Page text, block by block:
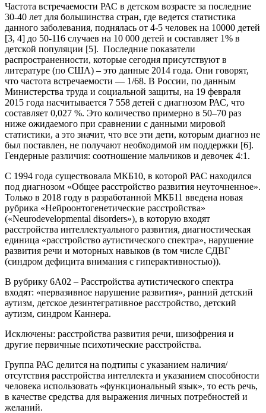
Частота встречаемости РАС в детском возрасте за последние
30-40 лет для большинства стран, где ведется статистика
данного заболевания, поднялась от 4-5 человек на 10000 детей
[3, 4] до 50-116 случаев на 10 000 детей и составляет 1% в
детской популяции [5]. Последние показатели
распространенности, которые сегодня присутствуют в
литературе (по США) – это данные 2014 года. Они говорят,
что частота встречаемости — 1/68. В России, по данным
Министерства труда и социальной защиты, на 19 февраля
2015 года насчитывается 7 558 детей с диагнозом РАС, что
составляет 0,027 %. Это количество примерно в 50–70 раз
ниже ожидаемого при сравнении с данными мировой
статистики, а это значит, что все эти дети, которым диагноз не
был поставлен, не получают необходимой им поддержки [6].
Гендерные различия: соотношение мальчиков и девочек 4:1.
С 1994 года существовала МКБ10, в которой РАС находился
под диагнозом «Общее расстройство развития неуточненное».
Только в 2018 году в разработанной МКБ11 введена новая
рубрика «Нейроонтогенетические расстройства»
(«Neurodevelopmental disorders»), в которую входят
расстройства интеллектуального развития, диагностическая
единица «расстройство аутистического спектра», нарушение
развития речи и моторных навыков (в том числе СДВГ
(синдром дефицита внимания с гиперактивностью)).
В рубрику 6А02 – Расстройства аутистического спектра
входят: «первазивное нарушение развития», ранний детский
аутизм, детское дезинтегративное расстройство, детский
аутизм, синдром Каннера.
Исключены: расстройства развития речи, шизофрения и
другие первичные психотические расстройства.
Группа РАС делится на подтипы с указанием наличия/
отсутствия расстройства интеллекта и указанием способности
человека использовать «функциональный язык», то есть речь,
в качестве средства для выражения личных потребностей и
желаний.